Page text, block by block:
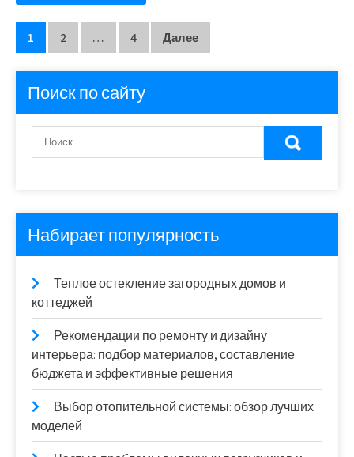
Пагинация
записей
1 2 … 4 Далее
Поиск по сайту
Набирает популярность
Теплое остекление загородных домов и
коттеджей
Рекомендации по ремонту и дизайну
интерьера: подбор материалов, составление
бюджета и эффективные решения
Выбор отопительной системы: обзор лучших
моделей